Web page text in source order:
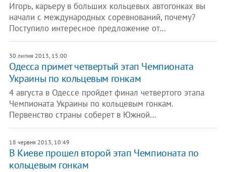
Игорь, карьеру в больших кольцевых автогонках вы
начали с международных соревнований, почему?
Поступило интересное предложение от…
30 липня 2013, 15:00
Одесса примет четвертый этап Чемпионата
Украины по кольцевым гонкам
4 августа в Одессе пройдет финал четвертого этапа
Чемпионата Украины по кольцевым гонкам.
Первенство страны соберет в Южной…
18 червня 2013, 10:49
В Киеве прошел второй этап Чемпионата по
кольцевым гонкам